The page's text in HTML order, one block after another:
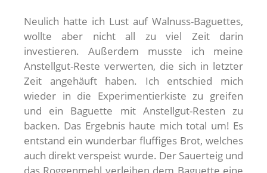
Neulich hatte ich Lust auf Walnuss-Baguettes,
wollte aber nicht all zu viel Zeit darin
investieren. Außerdem musste ich meine
Anstellgut-Reste verwerten, die sich in letzter
Zeit angehäuft haben. Ich entschied mich
wieder in die Experimentierkiste zu greifen
und ein Baguette mit Anstellgut-Resten zu
backen. Das Ergebnis haute mich total um! Es
entstand ein wunderbar fluffiges Brot, welches
auch direkt verspeist wurde. Der Sauerteig und